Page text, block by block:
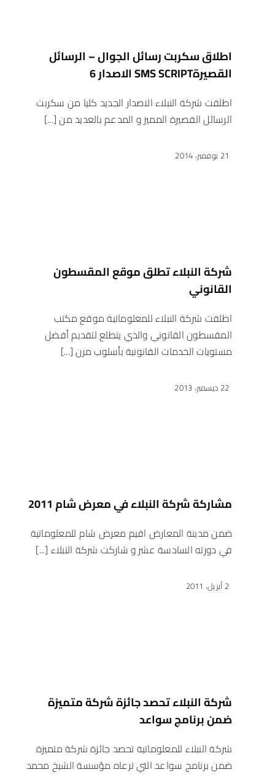
اطلاق سكربت رسائل الجوال – الرسائل
القصيرةSMS SCRIPT الاصدار 6
اطلقت شركة النبلاء الاصدار الجديد كليا من سكربت
الرسائل القصيرة المميز و المدعم بالعديد من [...]
21 نوفمبر، 2014
شركة النبلاء تطلق موقع المقسطون
القانوني
اطلقت شركة النبلاء للمعلوماتية موقع مكتب
المقسطون القانوني والذي يتطلع لتقديم أفضل
مستويات الخدمات القانونية بأسلوب مرن [...]
22 ديسمبر، 2013
مشاركة شركة النبلاء في معرض شام 2011
ضمن مدينة المعارض اقيم معرض شام للمعلوماتية
في دورته السادسة عشر و شاركت شركة النبلاء [...]
2 أبريل، 2011
شركة النبلاء تحصد جائزة شركة متميزة
ضمن برنامج سواعد
شركة النبلاء للمعلوماتية تحصد جائزة شركة متميزة
ضمن برنامج سواعد التي ترعاه مؤسسة الشيخ محمد